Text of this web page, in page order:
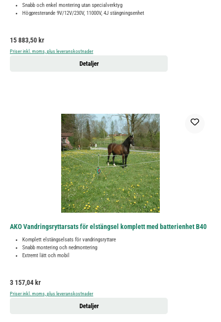
Snabb och enkel montering utan specialverktyg
Högpresterande 9V/12V/230V, 11000V, 4J stängningsenhet
Ordinarie pris:
15 883,50 kr
Priser inkl. moms, plus leveranskostnader
Detaljer
AKO Vandringsryttarsats för elstängsel komplett med batterienhet B40
Komplett elstängselsats för vandringsryttare
Snabb montering och nedmontering
Extremt lätt och mobil
Ordinarie pris:
3 157,04 kr
Priser inkl. moms, plus leveranskostnader
Detaljer